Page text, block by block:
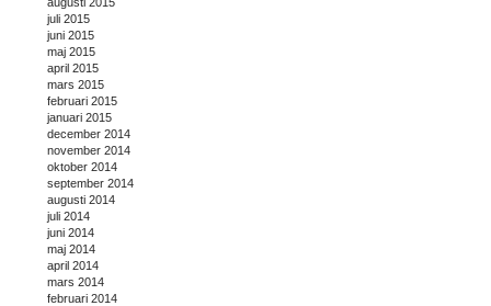
juli 2015
juni 2015
maj 2015
april 2015
mars 2015
februari 2015
januari 2015
december 2014
november 2014
oktober 2014
september 2014
augusti 2014
juli 2014
juni 2014
maj 2014
april 2014
mars 2014
februari 2014